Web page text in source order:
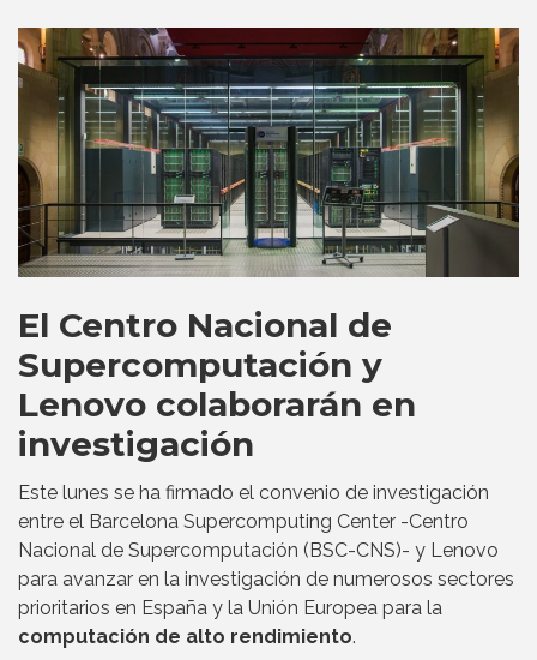
El Centro Nacional de
Supercomputación y
Lenovo colaborarán en
investigación
Este lunes se ha firmado el convenio de investigación
entre el Barcelona Supercomputing Center -Centro
Nacional de Supercomputación (BSC-CNS)- y Lenovo
para avanzar en la investigación de numerosos sectores
prioritarios en España y la Unión Europea para la
computación de alto rendimiento.